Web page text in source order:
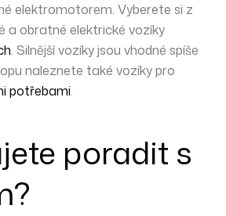
elektromotorem. Vyberete si z
a obratné elektrické vozíky
. Silnější vozíky jsou vhodné spíše
naleznete také vozíky pro
potřebami.
poradit s